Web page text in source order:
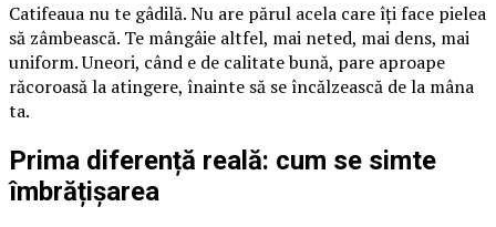
Catifeaua nu te gâdilă. Nu are părul acela care îți face pielea
să zâmbească. Te mângâie altfel, mai neted, mai dens, mai
uniform. Uneori, când e de calitate bună, pare aproape
răcoroasă la atingere, înainte să se încălzească de la mâna
ta.
Prima diferență reală: cum se simte
îmbrățișarea